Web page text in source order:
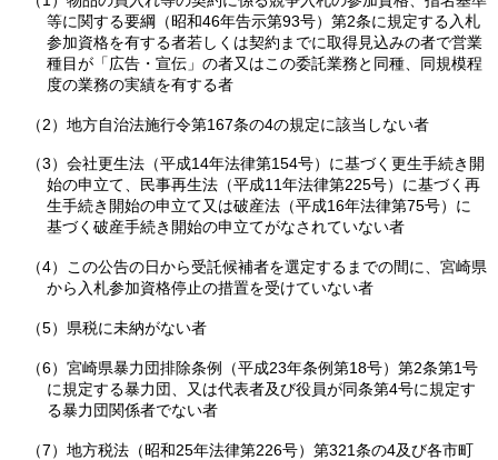
等に関する要綱（昭和46年告示第93号）第2条に規定する入札
参加資格を有する者若しくは契約までに取得見込みの者で営業
種目が「広告・宣伝」の者又はこの委託業務と同種、同規模程
度の業務の実績を有する者
（2）地方自治法施行令第167条の4の規定に該当しない者
（3）会社更生法（平成14年法律第154号）に基づく更生手続き開
始の申立て、民事再生法（平成11年法律第225号）に基づく再
生手続き開始の申立て又は破産法（平成16年法律第75号）に
基づく破産手続き開始の申立てがなされていない者
（4）この公告の日から受託候補者を選定するまでの間に、宮崎県
から入札参加資格停止の措置を受けていない者
（5）県税に未納がない者
（6）宮崎県暴力団排除条例（平成23年条例第18号）第2条第1号
に規定する暴力団、又は代表者及び役員が同条第4号に規定す
る暴力団関係者でない者
（7）地方税法（昭和25年法律第226号）第321条の4及び各市町